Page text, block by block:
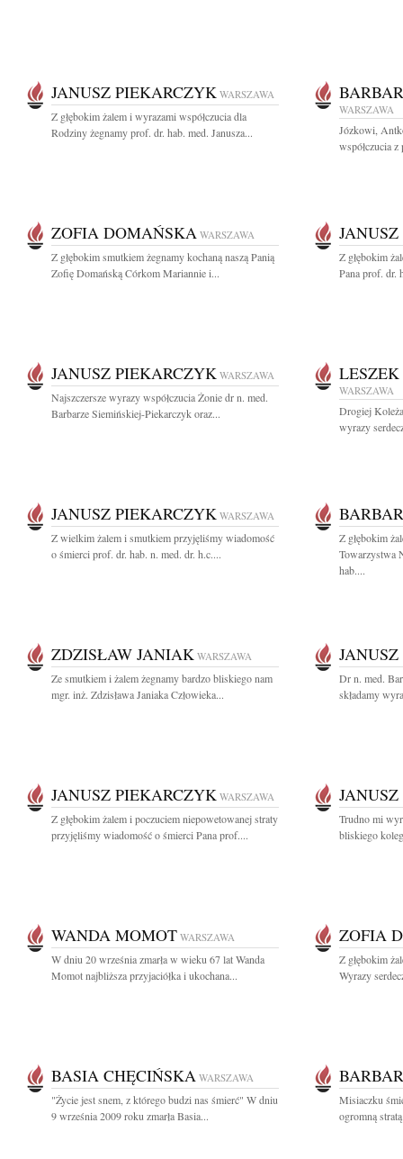
JANUSZ PIEKARCZYK WARSZAWA
Z głębokim żalem i wyrazami współczucia dla
Rodziny żegnamy prof. dr. hab. med. Janusza...
WARSZAWA
Józkowi,
współczucia
ZOFIA DOMAŃSKA WARSZAWA
Z głębokim smutkiem żegnamy kochaną naszą Panią
Zofię Domańską Córkom Mariannie i...
Z głębokim
Pana prof. dr.
JANUSZ PIEKARCZYK WARSZAWA
Najszczersze wyrazy współczucia Żonie dr n. med.
Barbarze Siemińskiej-Piekarczyk oraz...
WARSZAWA
Drogiej
wyrazy
JANUSZ PIEKARCZYK WARSZAWA
Z wielkim żalem i smutkiem przyjęliśmy wiadomość
o śmierci prof. dr. hab. n. med. dr. h.c....
Z głębokim
Towarzystwa
hab....
ZDZISŁAW JANIAK WARSZAWA
Ze smutkiem i żalem żegnamy bardzo bliskiego nam
mgr. inż. Zdzisława Janiaka Człowieka...
Dr n. med.
składamy
JANUSZ PIEKARCZYK WARSZAWA
Z głębokim żalem i poczuciem niepowetowanej straty
przyjęliśmy wiadomość o śmierci Pana prof....
Trudno mi
bliskiego
WANDA MOMOT WARSZAWA
W dniu 20 września zmarła w wieku 67 lat Wanda
Momot najbliższa przyjaciółka i ukochana...
ZOFIA
Z głębokim
Wyrazy
BASIA CHĘCIŃSKA WARSZAWA
"Życie jest snem, z którego budzi nas śmierć" W dniu
9 września 2009 roku zmarła Basia...
Misiaczku
ogromną